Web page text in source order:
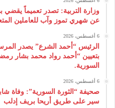
وزارة التربية: تصدر تعميماً
عن شهري تموز وآب للعاملين
6 أغسطس، 2026
بتعيين “أحمد رواد محمد بشار
السورية.
6 أغسطس، 2026
صحيفة “الثورة السورية”: وفاة
سير على طريق أريحا بريف إدلب